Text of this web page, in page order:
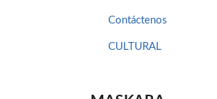
Contáctenos
CULTURAL